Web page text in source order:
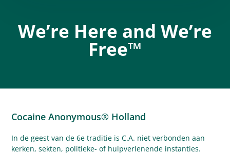
We’re Here and We’re
Free™
Cocaine Anonymous® Holland
In de geest van de 6e traditie is C.A. niet verbonden aan
kerken, sekten, politieke- of hulpverlenende instanties.